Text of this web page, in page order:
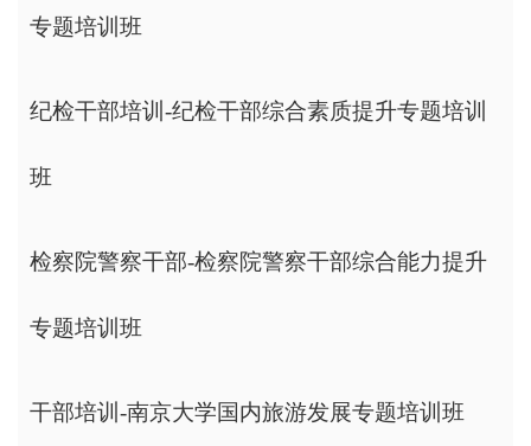
专题培训班
纪检干部培训-纪检干部综合素质提升专题培训
班
检察院警察干部-检察院警察干部综合能力提升
专题培训班
干部培训-南京大学国内旅游发展专题培训班